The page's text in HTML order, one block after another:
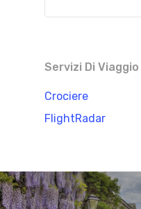
Servizi Di Viaggio
Crociere
FlightRadar